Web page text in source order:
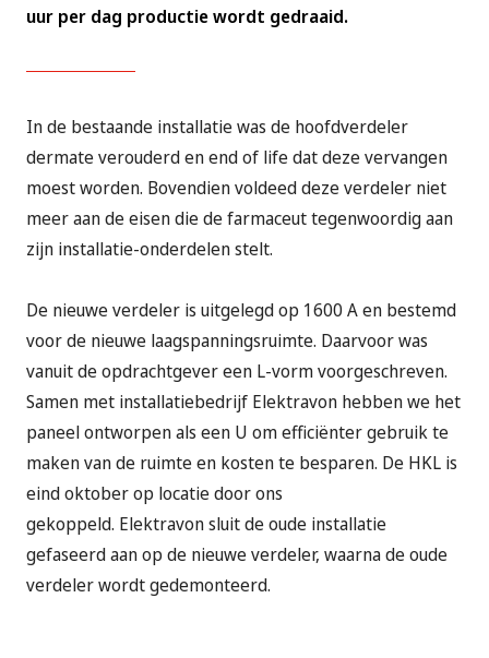
uur per dag productie wordt gedraaid.
In de bestaande installatie was de hoofdverdeler
dermate verouderd en end of life dat deze vervangen
moest worden. Bovendien voldeed deze verdeler niet
meer aan de eisen die de farmaceut tegenwoordig aan
zijn installatie-onderdelen stelt.
De nieuwe verdeler is uitgelegd op 1600 A en bestemd
voor de nieuwe laagspanningsruimte. Daarvoor was
vanuit de opdrachtgever een L-vorm voorgeschreven.
Samen met installatiebedrijf Elektravon hebben we het
paneel ontworpen als een U om efficiënter gebruik te
maken van de ruimte en kosten te besparen. De HKL is
eind oktober op locatie door ons
gekoppeld. Elektravon sluit de oude installatie
gefaseerd aan op de nieuwe verdeler, waarna de oude
verdeler wordt gedemonteerd.